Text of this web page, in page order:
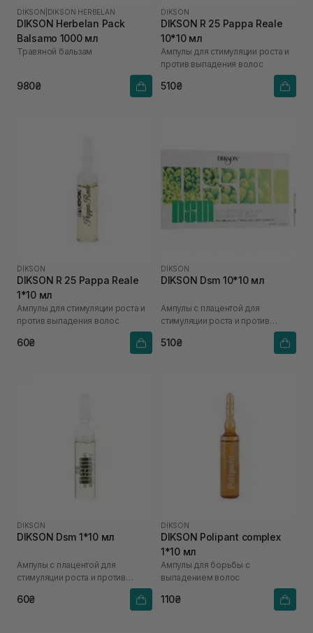
DIKSON DIKSON HERBELAN
DIKSON Herbelan Pack
Balsamo 1000 мл
Травяной бальзам
980₴
DIKSON
DIKSON R 25 Pappa Reale
10*10 мл
Ампулы для стимуляции роста и
против выпадения волос
510₴
DIKSON
DIKSON R 25 Pappa Reale
1*10 мл
Ампулы для стимуляции роста и
против выпадения волос
60₴
DIKSON
DIKSON Dsm 10*10 мл
Ампулы с плацентой для
стимуляции роста и против
510₴
DIKSON
DIKSON Dsm 1*10 мл
Ампулы с плацентой для
стимуляции роста и против
60₴
DIKSON
DIKSON Polipant complex
1*10 мл
Ампулы для борьбы с
выпадением волос
110₴